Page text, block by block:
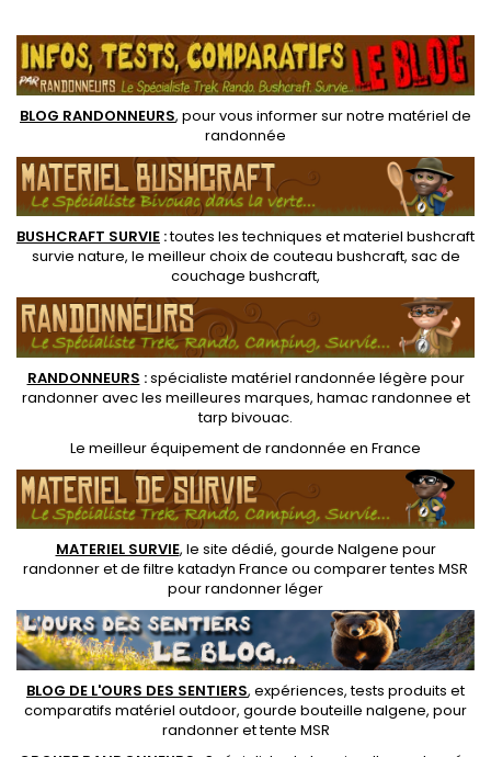
aliments des conditions
externes. Boite alimentaire
Polypropylène intérieur
l'ouvre boite, pour les
maintenir groupés
BLOG RANDONNEURS, pour vous informer sur notre matériel de
randonnée
BUSHCRAFT SURVIE :toutes les techniques etmateriel bushcraft
survie nature, le meilleur choix de couteau bushcraft, sac de
couchage bushcraft,
RANDONNEURS :spécialiste matériel randonnée légère pour
randonner avec les meilleures marques, hamac randonnee et
tarp bivouac.
Le meilleur équipement de randonnée en France
MATERIEL SURVIE, le site dédié, gourde Nalgene pour
randonneret defiltre katadyn France ou comparer tentes MSR
pour randonner léger
BLOG DE L'OURS DES SENTIERS, expériences, tests produits et
comparatifs matériel outdoor, gourde bouteille nalgene, pour
randonner ettente MSR